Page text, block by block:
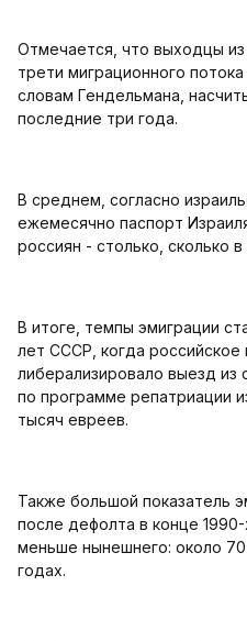
Отмечается, что выходцы
трети миграционного
словам Гендельмана,
последние три года.
В среднем, согласно
ежемесячно паспорт
россиян - столько, сколько
В итоге, темпы эмиграции
лет СССР, когда
либерализировало выезд из
по программе репатриации
тысяч евреев.
Также большой показатель
после дефолта в конце
меньше нынешнего: около
годах.